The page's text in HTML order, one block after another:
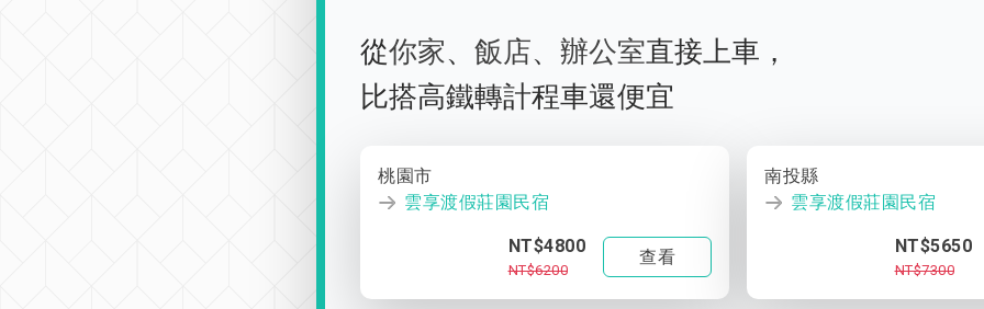
從你家、 飯店、 辦公室直接上車，
比搭高鐵轉計程車還便宜
桃園市
雲享渡假莊園民宿
NT$4800
NT$6200
查看
南投縣
雲享渡假莊園民宿
NT$5650
NT$7300